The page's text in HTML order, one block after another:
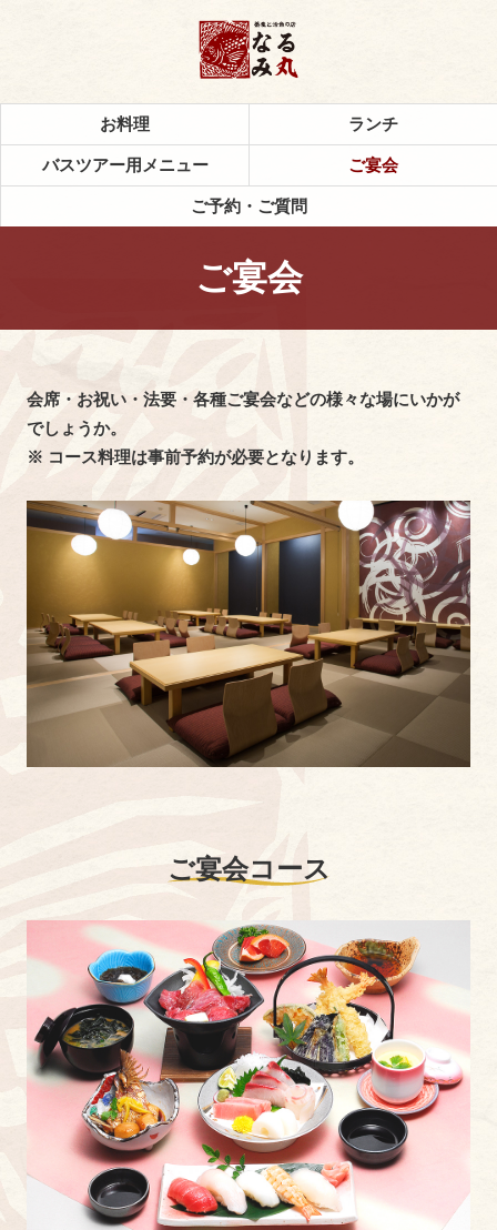
お料理 ランチ
バスツアー用メニュー ご宴会
ご予約・ご質問
ご宴会
会席・お祝い・法要・各種ご宴会などの様々な場にいかが
でしょうか。
※ コース料理は事前予約が必要となります。
ご宴会コース